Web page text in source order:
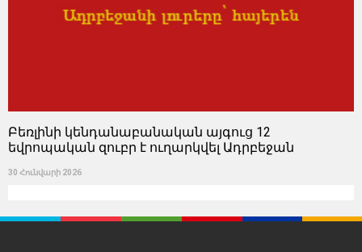
Բեռլինի կենդանաբանական այգուց 12
եվրոպական զուբր է ուղարկվել Ադրբեջան
30 Հունվարի 2026